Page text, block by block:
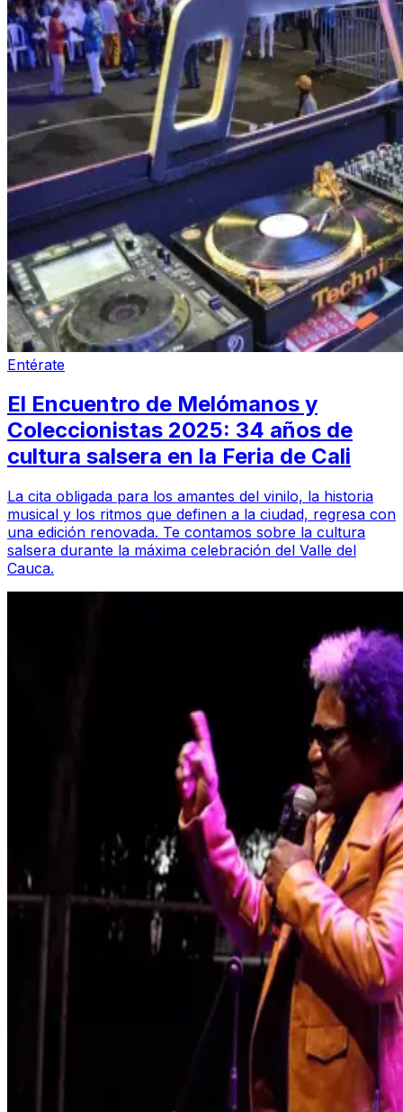
Entérate
El Encuentro de Melómanos y
Coleccionistas 2025: 34 años de
cultura salsera en la Feria de Cali
La cita obligada para los amantes del vinilo, la historia
musical y los ritmos que definen a la ciudad, regresa con
una edición renovada. Te contamos sobre la cultura
salsera durante la máxima celebración del Valle del
Cauca.